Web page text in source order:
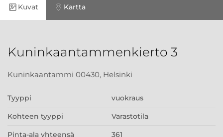
Kuvat Kartta
Kuninkaantammenkierto 3
Kuninkaantammi 00430, Helsinki
Tyyppi vuokraus
Kohteen tyyppi Varastotila
Pinta-ala yhteensä 361